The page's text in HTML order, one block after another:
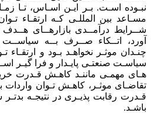
نبـوده اسـت. بـر ایـن اسـاس، تـا
مسـاعد بین المللـی کـه ارتقـاء
شــرایط درآمــدی بازارهــای هــدف
آورد، اتــکاء صــرف بــه سیاســت
چنـدان موثـر نخواهـد بـود و ارتقـاء
سیاسـت صنعتـی پایـدار و فرا گیـر
هـای مهمـی ماننـد کاهـش قـدرت
تقاضـای موثـر، کاهـش تـوان واردات
قـدرت رقابت پذیـری در نتیجـه بدتـر
باشـد.